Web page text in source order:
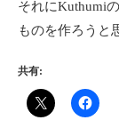
それにKuthumi
ものを作ろうと
共有: